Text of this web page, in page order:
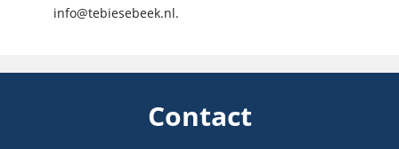
info@tebiesebeek.nl.
Contact